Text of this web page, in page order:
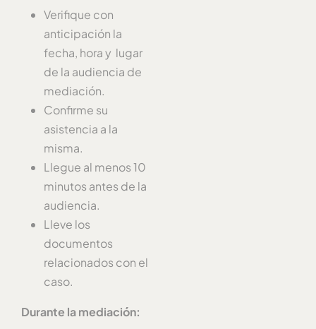
Verifique con
anticipación la
fecha, hora y lugar
de la audiencia de
mediación.
Confirme su
asistencia a la
misma.
Llegue al menos 10
minutos antes de la
audiencia.
Lleve los
documentos
relacionados con el
caso.
Durante lamediación: